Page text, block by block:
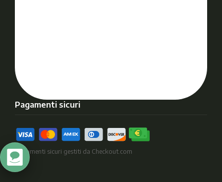
Pagamenti sicuri
Pagamenti sicuri gestiti da Checkout.com